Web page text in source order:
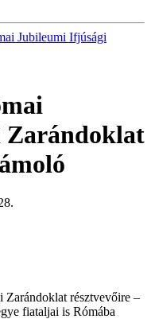
Jubileumi Ifjúsági
Zarándoklat résztvevőire –
fiataljai is Rómába